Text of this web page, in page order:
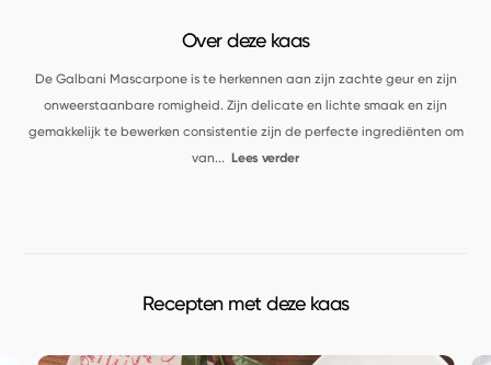
Over deze kaas
De Galbani Mascarpone is te herkennen aan zijn zachte geur en zijn
onweerstaanbare romigheid. Zijn delicate en lichte smaak en zijn
gemakkelijk te bewerken consistentie zijn de perfecte ingrediënten om
van... Lees verder
Recepten met deze kaas